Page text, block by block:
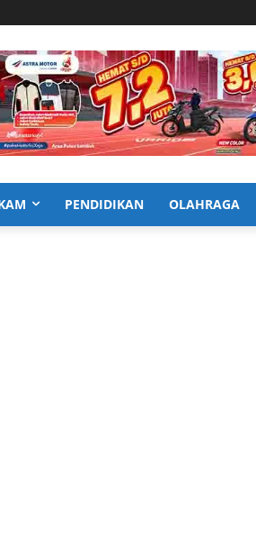
PENDIDIKAN OLAHRAGA